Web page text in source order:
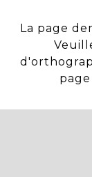
La page